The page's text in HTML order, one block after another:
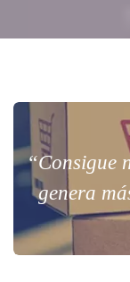
“Consigue
genera